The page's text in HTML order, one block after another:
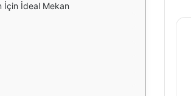
İçin İdeal Mekan